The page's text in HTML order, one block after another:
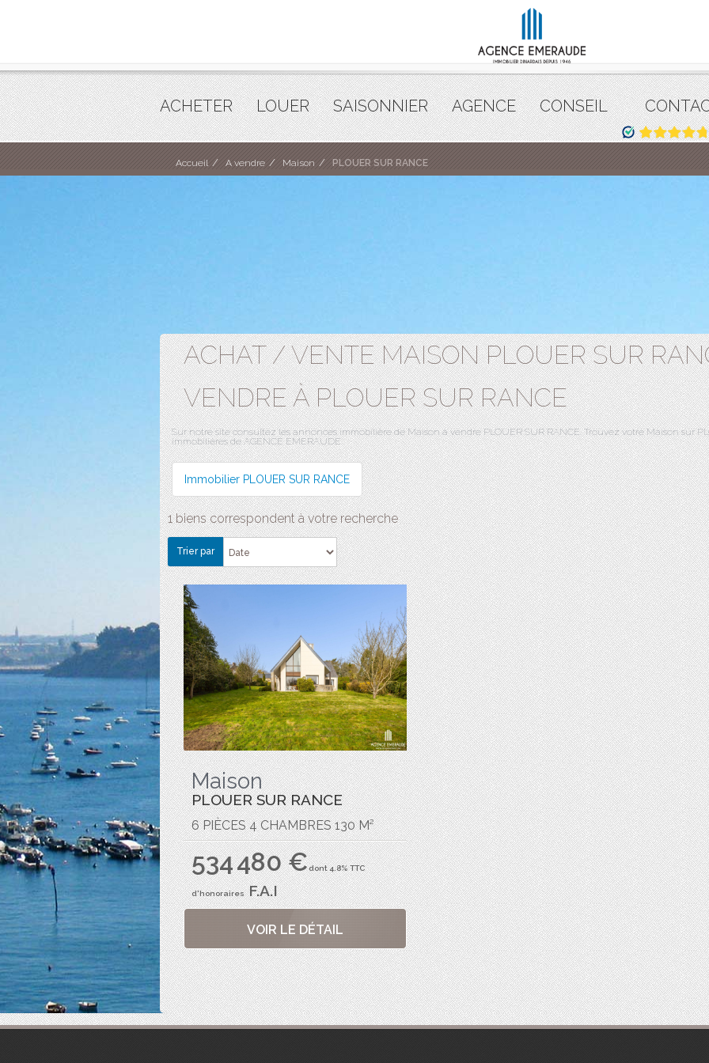
ACHETER LOUER SAISONNIER AGENCE CONSEIL
Accueil A vendre Maison PLOUER SUR RANCE
ACHAT / VENTE MAISON PLOUER SUR
VENDRE À PLOUER SUR RANCE
Sur notre site consultez les annonces immobilière de Maison à vendre PLOUER SUR RANCE. Trouvez votre Maison sur
immobilières de AGENCE EMERAUDE.
Immobilier PLOUER SUR RANCE
1 biens correspondent à votre recherche
Trier par
Maison
PLOUER SUR RANCE
6 PIÈCES 4 CHAMBRES 130 M²
534 480 €dont 4.8% TTC
d'honorairesF.A.I
VOIR LE DÉTAIL